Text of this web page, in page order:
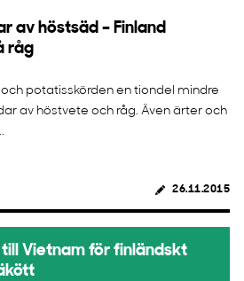
av höstsäd – Finland
råg
potatisskörden en tiondel mindre
av höstvete och råg. Även ärter och
26.11.2015
Vietnam för finländskt